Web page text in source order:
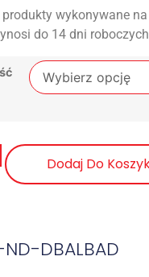
wykonywane
do 14 dni
Dodaj Do
ND-DBALBAD